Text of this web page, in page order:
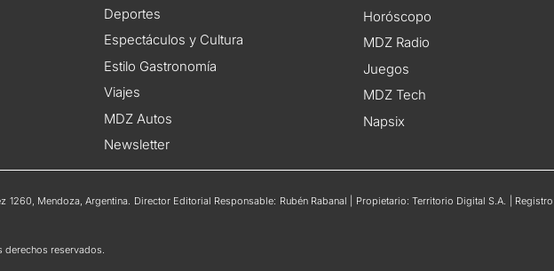
Deportes
Espectáculos y Cultura
Estilo Gastronomía
Viajes
MDZ Autos
Newsletter
Horóscopo
MDZ Radio
Juegos
MDZ Tech
Napsix
Mendoza, Argentina. Director Editorial Responsable: Rubén Rabanal | Propietario: Territorio Digital S.A. |
reservados.